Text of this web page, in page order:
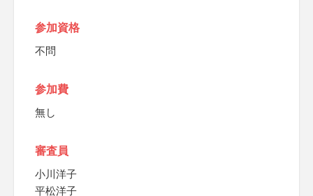
参加資格
不問
参加費
無し
審査員
小川洋子
平松洋子